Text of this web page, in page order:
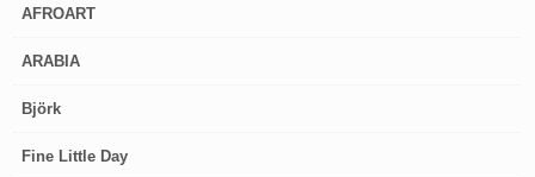
AFROART
ARABIA
Björk
Fine Little Day